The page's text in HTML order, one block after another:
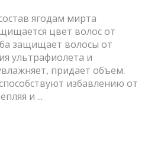
ягодам мирта
цвет волос от
защищает волосы от
ультрафиолета и
придает объем.
избавлению от
и ...